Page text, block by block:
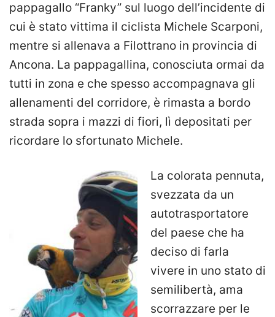
pappagallo “Franky” sul luogo dell’incidente di
cui è stato vittima il ciclista Michele Scarponi,
mentre si allenava a Filottrano in provincia di
Ancona. La pappagallina, conosciuta ormai da
tutti in zona e che spesso accompagnava gli
allenamenti del corridore, è rimasta a bordo
strada sopra i mazzi di fiori, lì depositati per
ricordare lo sfortunato Michele.
La colorata pennuta,
svezzata da un
autotrasportatore
del paese che ha
deciso di farla
vivere in uno stato di
semilibertà, ama
scorrazzare per le